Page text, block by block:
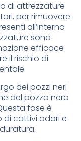
di attrezzature
per rimuovere
all’interno
sono
efficace
il rischio di
dei pozzi neri
del pozzo nero
fase è
di cattivi odori e